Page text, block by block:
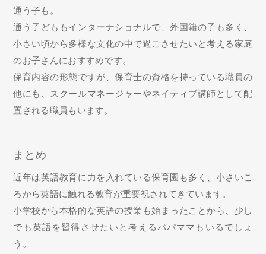
通う子も。
通う子どももインターナショナルで、外国籍の子も多く、
小さい頃から多様な文化の中で過ごさせたいと考える家庭
のお子さんにおすすめです。
保育内容の形態ですが、保育士の資格を持っている職員の
他にも、スクールマネージャーやネイティブ講師として配
置される職員もいます。
まとめ
近年は英語教育に力を入れている保育園も多く、小さいこ
ろから英語に触れる教育が重要視されてきています。
小学校から本格的な英語の授業も始まったことから、少し
でも英語を習得させたいと考えるパパママもいるでしょ
う。